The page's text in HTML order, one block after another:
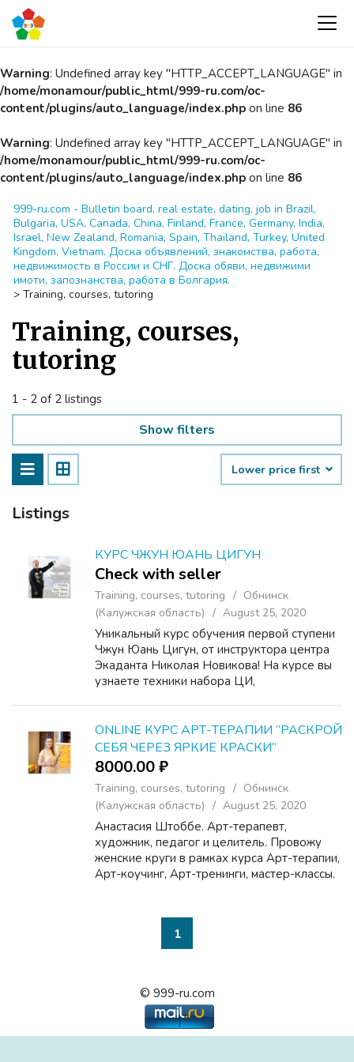
Warning: Undefined array key "HTTP_ACCEPT_LANGUAGE" in
/home/monamour/public_html/999-ru.com/oc-
content/plugins/auto_language/index.php on line 86
Warning: Undefined array key "HTTP_ACCEPT_LANGUAGE" in
/home/monamour/public_html/999-ru.com/oc-
content/plugins/auto_language/index.php on line 86
999-ru.com - Bulletin board, real estate, dating, job in Brazil,
Bulgaria, USA, Canada, China, Finland, France, Germany, India,
Israel, New Zealand, Romania, Spain, Thailand, Turkey, United
Kingdom, Vietnam. Доска объявлений, знакомства, работа,
недвижимость в России и СНГ. Доска обяви, недвижими
имоти, запознанства, работа в Болгария.
> Training, courses, tutoring
Training, courses,
tutoring
1 - 2 of 2 listings
Show filters
Lower price first
Listings
КУРС ЧЖУН ЮАНЬ ЦИГУН
Check with seller
Training, courses, tutoring
Обнинск
(Калужская область)
August 25, 2020
Уникальный курс обучения первой ступени
Чжун Юань Цигун, от инструктора центра
Экаданта Николая Новикова! На курсе вы
узнаете техники набора ЦИ,
естественные возможности чело...
ONLINE КУРС АРТ-ТЕРАПИИ “РАСКРОЙ
СЕБЯ ЧЕРЕЗ ЯРКИЕ КРАСКИ”
8000.00 ₽
Training, courses, tutoring
Обнинск
(Калужская область)
August 25, 2020
Анастасия Штоббе. Арт-терапевт,
художник, педагог и целитель. Провожу
женские круги в рамках курса Арт-терапии,
Арт-коучинг, Арт-тренинги, мастер-классы.
энергетические сеансы ...
1
© 999-ru.com